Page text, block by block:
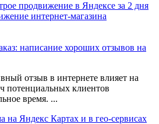
продвижение в Яндексе за 2 дня
интернет-магазина
написание хороших отзывов на
отзыв в интернете влияет на
потенциальных клиентов
время. ...
на Яндекс Картах и в гео-сервисах